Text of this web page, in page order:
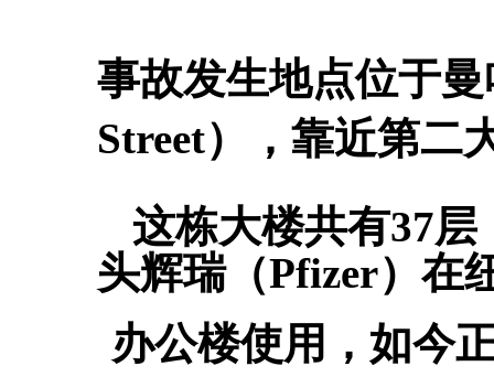
事故发生地点位于
Street），靠近第二
这栋大楼共有37
头辉瑞（Pfizer）在
办公楼使用，如今